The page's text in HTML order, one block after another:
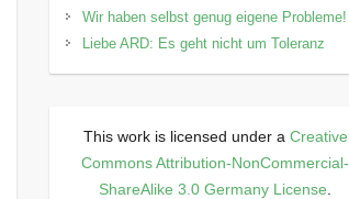
Wir haben selbst genug eigene Probleme!
Liebe ARD: Es geht nicht um Toleranz
This work is licensed under a Creative
Commons Attribution-NonCommercial-
ShareAlike 3.0 Germany License